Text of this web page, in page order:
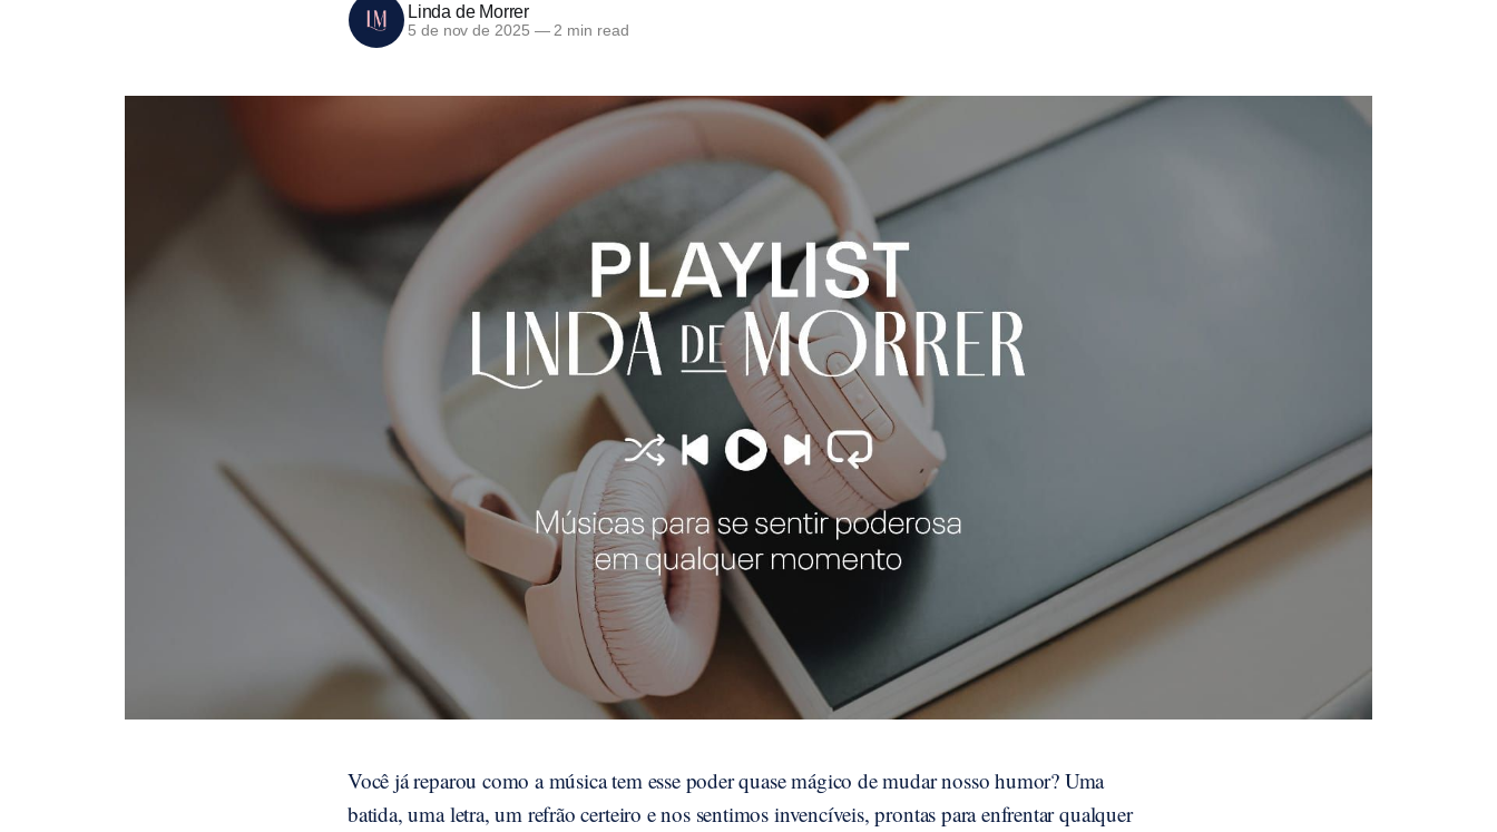
Linda de Morrer
5 de nov de 2025 —2 min read
Você já reparou como a música tem esse poder quase mágico de mudar nosso humor? Uma
batida, uma letra, um refrão certeiro e nos sentimos invencíveis, prontas para enfrentar qualquer